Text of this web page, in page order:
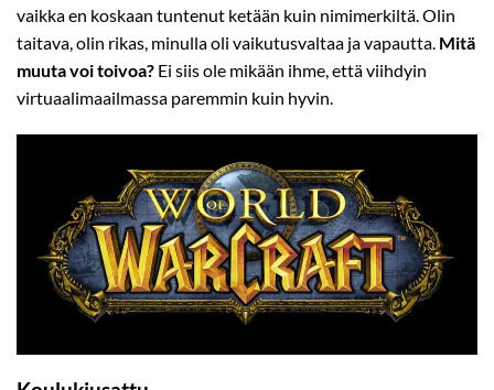
vaikka en koskaan tuntenut ketään kuin nimimerkiltä. Olin
taitava, olin rikas, minulla oli vaikutusvaltaa ja vapautta. Mitä
muuta voi toivoa? Ei siis ole mikään ihme, että viihdyin
virtuaalimaailmassa paremmin kuin hyvin.